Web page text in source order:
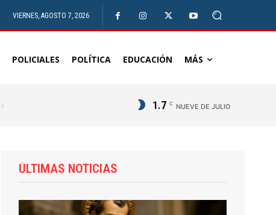
VIERNES, AGOSTO 7, 2026
POLICIALES POLÍTICA EDUCACIÓN MÁS
1.7 C NUEVE DE JULIO
ÚLTIMAS NOTICIAS